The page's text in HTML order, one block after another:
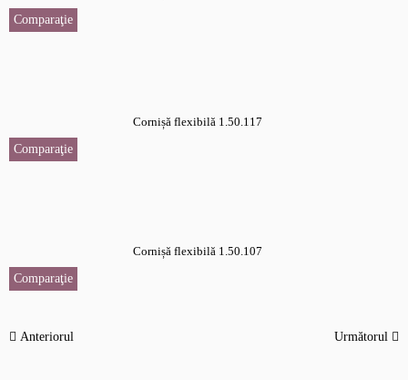
Comparaţie
Cornișă flexibilă 1.50.117
Comparaţie
Cornișă flexibilă 1.50.107
Comparaţie
Anteriorul Următorul